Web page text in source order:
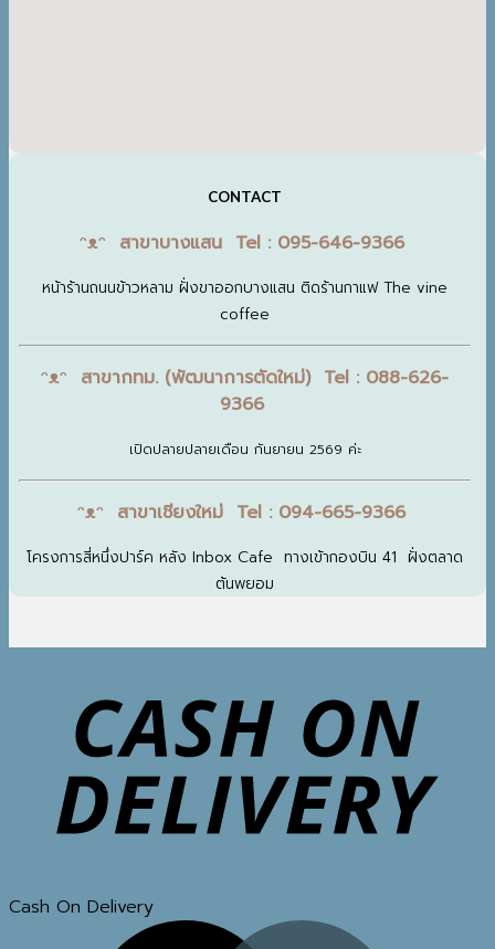
CONTACT
ᵔᴥᵔ สาขาบางแสน Tel : 095-646-9366
หน้าร้านถนนข้าวหลาม ฝั่งขาออกบางแสน ติดร้านกาแฟ The vine
coffee
ᵔᴥᵔ สาขากทม. (พัฒนาการตัดใหม่) Tel : 088-626-
9366
เปิดปลายปลายเดือน กันยายน 2569 ค่ะ
ᵔᴥᵔ สาขาเชียงใหม่ Tel : 094-665-9366
โครงการสี่หนึ่งปาร์ค หลัง Inbox Cafe ทางเข้ากองบิน 41 ฝั่งตลาด
ต้นพยอม
Cash On Delivery